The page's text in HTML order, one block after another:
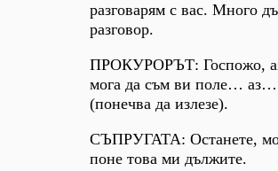
разговарям с вас. Много
разговор.
ПРОКУРОРЪТ: Госпожо,
мога да съм ви поле… аз…
(понечва да излезе).
СЪПРУГАТА: Останете,
поне това ми дължите.